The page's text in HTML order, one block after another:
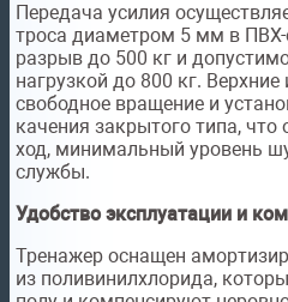
Передача усилия
троса диаметром 5 мм в ПВХ-
разрыв до 500 кг и
нагрузкой до 800 кг.
свободное вращение и
качения закрытого типа, что
ход, минимальный уровень
службы.
Удобство эксплуатации и
Тренажер оснащен
из поливинилхлорида,